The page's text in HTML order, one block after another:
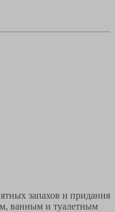
запахов и придания
ванным и туалетным